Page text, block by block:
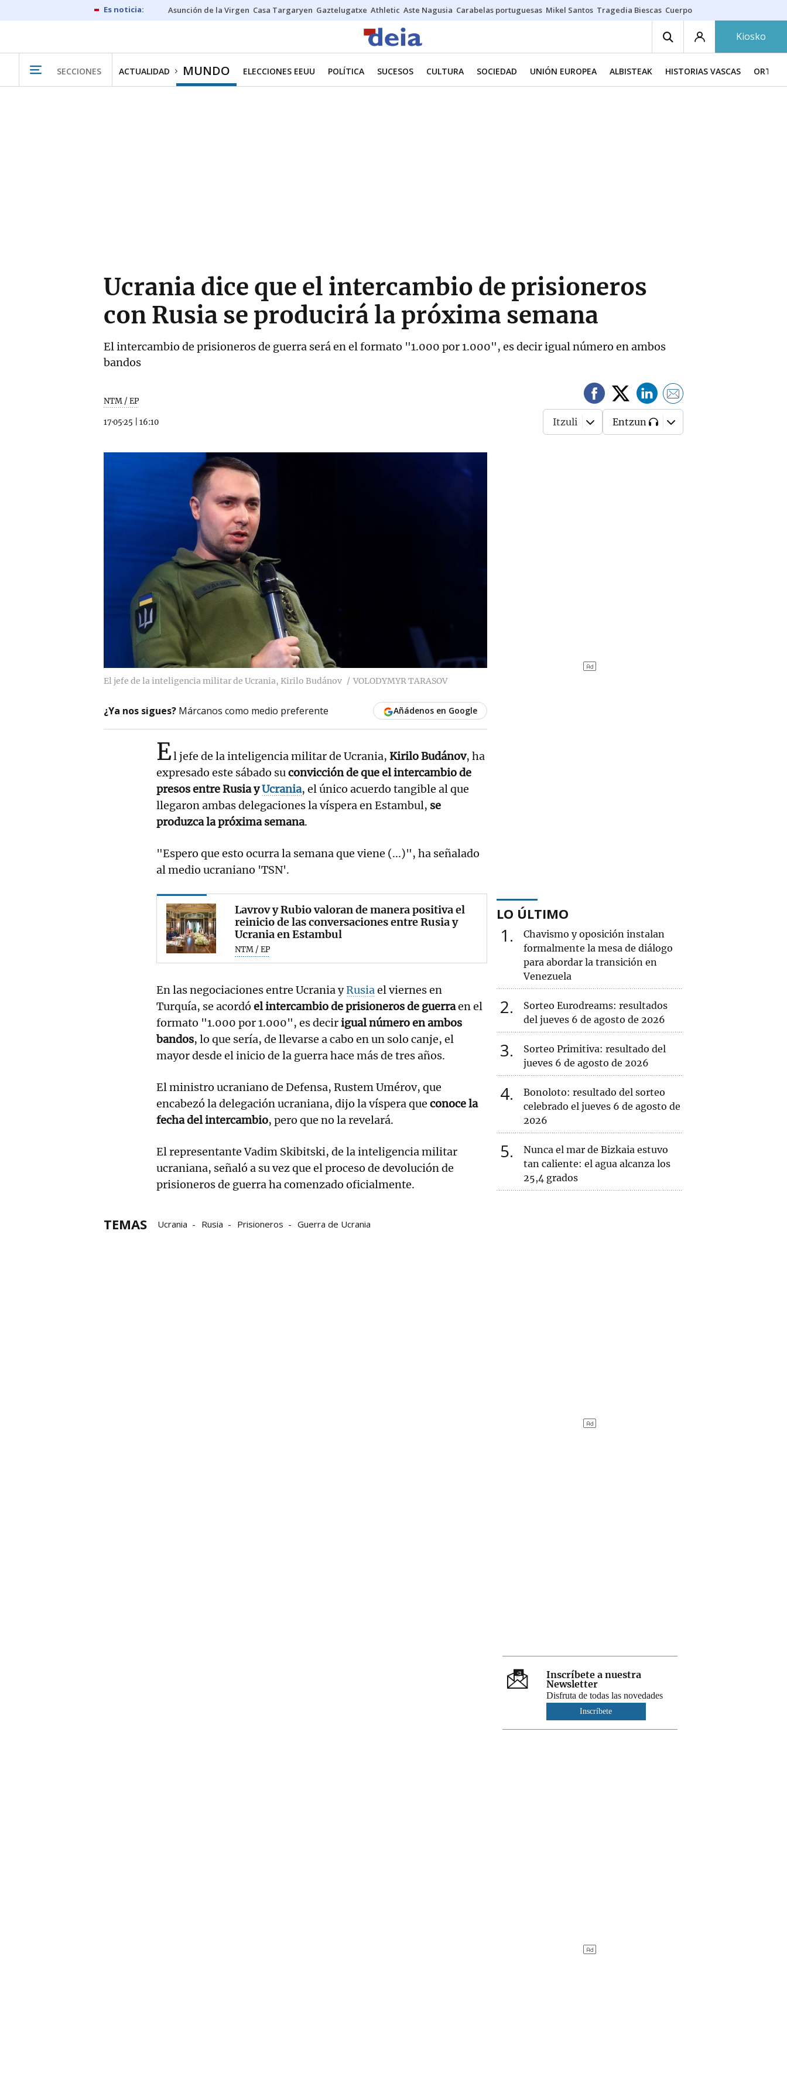
Asunción de la Virgen Casa Targaryen Gaztelugatxe Athletic Aste Nagusia Carabelas portuguesas Mikel Santos Tragedia Biescas Cuerpo ría
Kiosko
SECCIONES ACTUALIDAD MUNDO ELECCIONES EEUU POLÍTICA SUCESOS CULTURA SOCIEDAD UNIÓN EUROPEA ALBISTEAK HISTORIAS VASCAS
Ucrania dice que el intercambio de prisioneros
con Rusia se producirá la próxima semana
El intercambio de prisioneros de guerra será en el formato "1.000 por 1.000", es decir igual número en ambos
bandos
NTM / EP
17·05·25 16:10 Itzuli Entzun
El jefe de la inteligencia militar de Ucrania, Kirilo Budánov VOLODYMYR TARASOV
¿Ya nos sigues? Márcanos como medio preferente Añádenos en Google
El jefe de la inteligencia militar de Ucrania, Kirilo Budánov, ha
expresado este sábado suconvicción de que el intercambio de
presos entre Rusia yUcrania, el único acuerdo tangible al que
llegaron ambas delegaciones la víspera en Estambul, se
produzca la próxima semana.
"Espero que esto ocurra la semana que viene (...)", ha señalado
al medio ucraniano 'TSN'.
Lavrov y Rubio valoran de manera positiva el
reinicio de las conversaciones entre Rusia y
Ucrania en Estambul
NTM / EP
En las negociaciones entre Ucrania yRusiael viernes en
Turquía, se acordó el intercambio de prisioneros de guerraen el
formato "1.000 por 1.000", es decirigual número en ambos
bandos, lo que sería, de llevarse a cabo en un solo canje, el
mayor desde el inicio de la guerra hace más de tres años.
El ministro ucraniano de Defensa, Rustem Umérov, que
encabezó la delegación ucraniana, dijo la víspera que conoce la
fecha del intercambio, pero que no la revelará.
El representante Vadim Skibitski, de la inteligencia militar
ucraniana, señaló a su vez que el proceso de devolución de
prisioneros de guerra ha comenzado oficialmente.
TEMAS Ucrania Rusia Prisioneros Guerra de Ucrania
LO ÚLTIMO
1
Chavismo y oposición instalan
formalmente la mesa de diálogo
para abordar la transición en
Venezuela
2
Sorteo Eurodreams: resultados
del jueves 6 de agosto de 2026
3
Sorteo Primitiva: resultado del
jueves 6 de agosto de 2026
4
Bonoloto: resultado del sorteo
celebrado el jueves 6 de agosto de
2026
5
Nunca el mar de Bizkaia estuvo
tan caliente: el agua alcanza los
25,4 grados
Inscríbete a nuestra
Newsletter
Disfruta de todas las novedades
Inscríbete